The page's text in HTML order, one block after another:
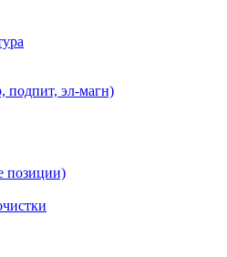
подпит, эл-магн)
позиции)